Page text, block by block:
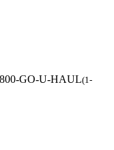
GO-U-HAUL(1-